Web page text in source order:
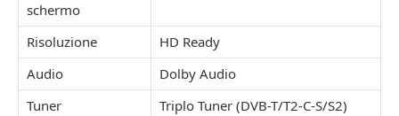
schermo
Risoluzione
HD Ready
Audio
Dolby Audio
Tuner
Triplo Tuner (DVB-T/T2-C-S/S2)